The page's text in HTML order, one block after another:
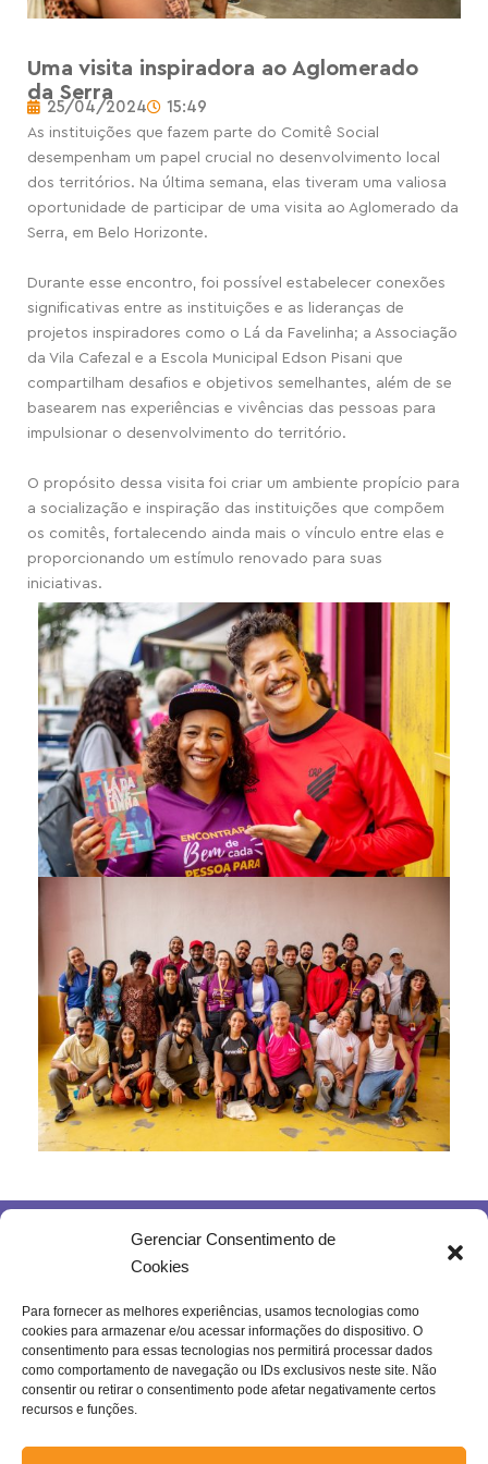
Gerenciar Consentimento de
Cookies
Para fornecer as melhores experiências, usamos tecnologias como
cookies para armazenar e/ou acessar informações do dispositivo. O
consentimento para essas tecnologias nos permitirá processar dados
como comportamento de navegação ou IDs exclusivos neste site. Não
consentir ou retirar o consentimento pode afetar negativamente certos
recursos e funções.
Uma visita inspiradora ao Aglomerado
da Serra
25/04/2024 15:49
As instituições que fazem parte do Comitê Social
desempenham um papel crucial no desenvolvimento local
dos territórios. Na última semana, elas tiveram uma valiosa
oportunidade de participar de uma visita ao Aglomerado da
Serra, em Belo Horizonte.
Durante esse encontro, foi possível estabelecer conexões
significativas entre as instituições e as lideranças de
projetos inspiradores como o Lá da Favelinha; a Associação
da Vila Cafezal e a Escola Municipal Edson Pisani que
compartilham desafios e objetivos semelhantes, além de se
basearem nas experiências e vivências das pessoas para
impulsionar o desenvolvimento do território.
O propósito dessa visita foi criar um ambiente propício para
a socialização e inspiração das instituições que compõem
os comitês, fortalecendo ainda mais o vínculo entre elas e
proporcionando um estímulo renovado para suas
iniciativas.
Rua Joventina da Rocha, 289 – Heliópolis
Belo Horizonte – MG | Brasil.
Se inscreva na nossa newsletter!